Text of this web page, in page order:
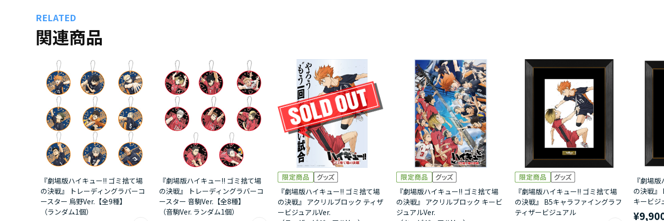
RELATED
関連商品
『劇場版ハイキュー!! ゴミ捨て場
の決戦』 トレーディングラバーコ
ースター 烏野Ver.【全9種】
（ランダム1個）
『劇場版ハイキュー!! ゴミ捨て場
の決戦』 トレーディングラバーコ
ースター 音駒Ver.【全8種】
（音駒Ver. ランダム1個）
『劇場版ハイキュー!! ゴミ捨て場
の決戦』 アクリルブロック ティザ
ービジュアルVer.
『劇場版ハイキュー!! ゴミ捨て場
の決戦』 アクリルブロック キービ
ジュアルVer.
『劇場版ハイキュー!! ゴミ捨て場
の決戦』 B5キャラファイングラフ
ティザービジュアル
『劇場
の決戦』
キービジ